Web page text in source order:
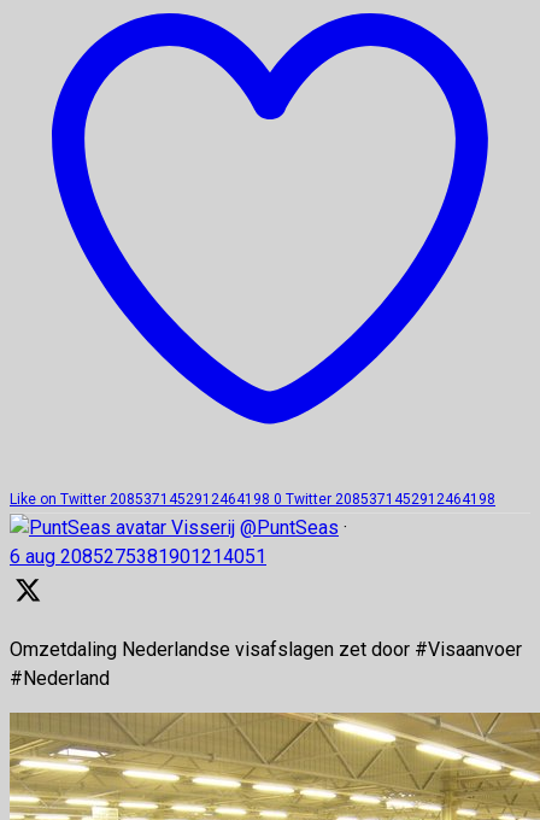
Like on Twitter 2085371452912464198 0 Twitter 2085371452912464198
Visserij @PuntSeas ·
6 aug 2085275381901214051
Omzetdaling Nederlandse visafslagen zet door #Visaanvoer
#Nederland